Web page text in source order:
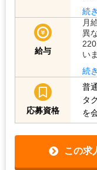
続
給与
月
異
い
続
応募資格
普
タ
を
この求